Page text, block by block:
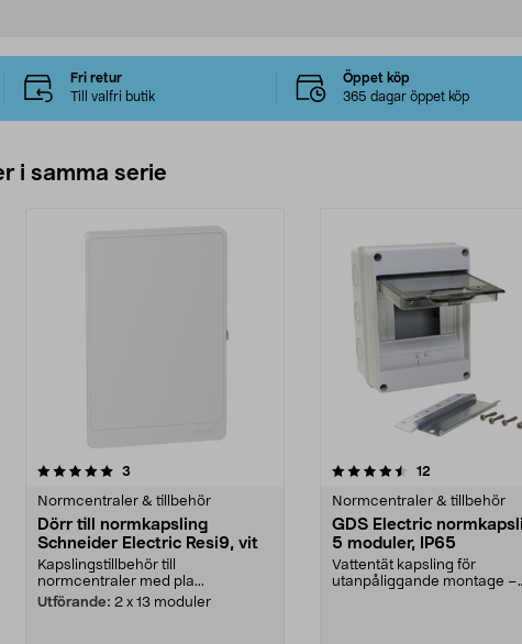
Fri retur
Till valfri butik
Öppet köp
365 dagar öppet köp
i samma serie
3
Normcentraler & tillbehör
Dörr till normkapsling
Schneider Electric Resi9, vit
Kapslingstillbehör till
normcentraler med pla...
Utförande: 2 x 13 moduler
4.5av 5 stjärnor 12
Normcentraler & tillbehör
GDS Electric
5 moduler, IP65
Vattentät kapsling för
utanpåliggande montage –